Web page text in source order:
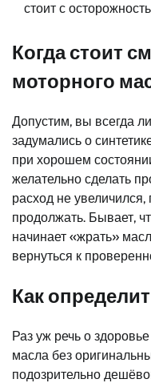
стоит с
Когда стоит
моторного
Допустим, вы всегда
задумались о
при хорошем
желательно сделать
расход не
продолжать. Бывает,
начинает «жрать»
вернуться к
Как
Раз уж речь о
масла без
подозрительно